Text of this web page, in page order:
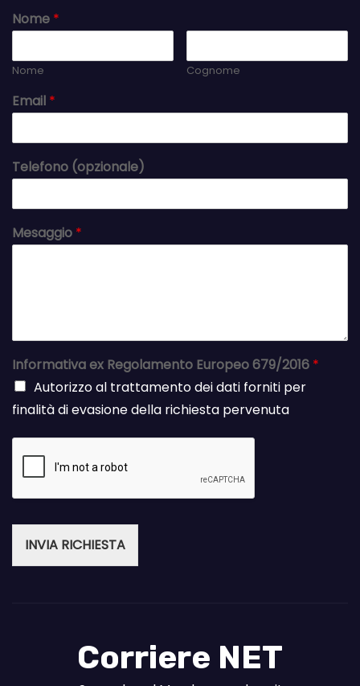
Nome *
Nome Cognome
Email *
Telefono (opzionale)
Mesaggio *
Informativa ex Regolamento Europeo 679/2016 *
Autorizzo al trattamento dei dati forniti per
finalità di evasione della richiesta pervenuta
INVIA RICHIESTA
Corriere NET